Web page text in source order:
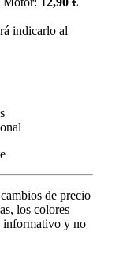
indicarlo al
de precio
los colores
informativo y no